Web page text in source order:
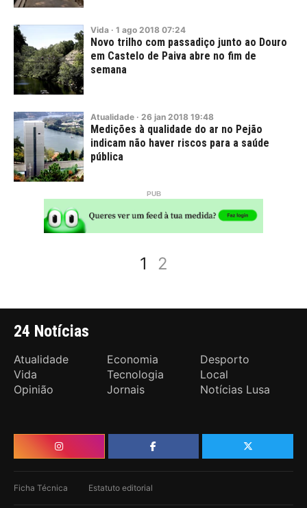
Vida · 1 ago 2018 07:24
Novo trilho com passadiço junto ao Douro
em Castelo de Paiva abre no fim de
semana
Atualidade · 26 jan 2018 19:48
Medições à qualidade do ar no Pejão
indicam não haver riscos para a saúde
pública
1 2
24 Notícias
Atualidade Economia
Desporto
Vida
Tecnologia
Local
Opinião
Jornais Notícias Lusa
Ficha Técnica Estatuto editorial